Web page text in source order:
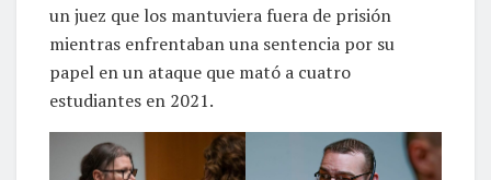
un juez que los mantuviera fuera de prisión
mientras enfrentaban una sentencia por su
papel en un ataque que mató a cuatro
estudiantes en 2021.